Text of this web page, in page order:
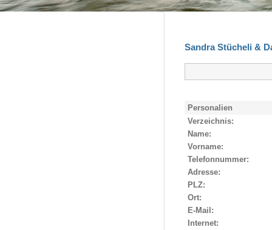
Sandra Stücheli &
Personalien
Verzeichnis:
Name:
Vorname:
Telefonnummer:
Adresse:
PLZ:
Ort:
E-Mail:
Internet: